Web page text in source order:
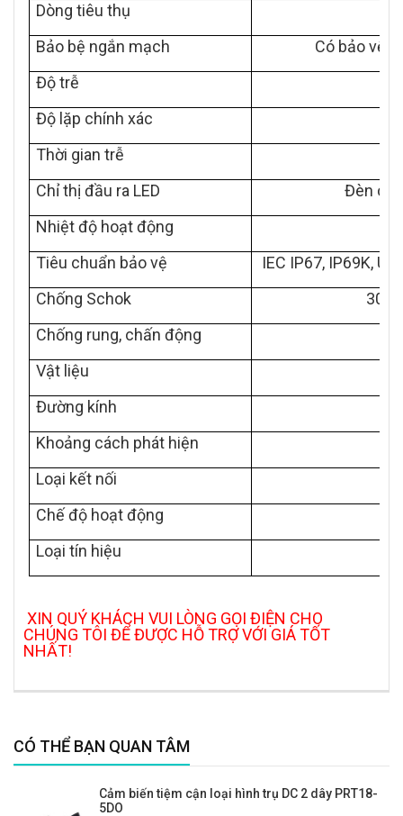
Dòng tiêu thụ
Bảo bệ ngắn mạch
Có bảo vệ
Độ trễ
Độ lặp chính xác
Thời gian trễ
Chỉ thị đầu ra LED
Đèn chỉ
Nhiệt độ hoạt động
Tiêu chuẩn bảo vệ
IEC IP67, IP69K,
Chống Schok
30
Chống rung, chấn động
Vật liệu
Đường kính
Khoảng cách phát hiện
Loại kết nối
Chế độ hoạt động
Loại tín hiệu
XIN QUÝ KHÁCH VUI LÒNG GỌI ĐIỆN CHO
CHÚNG TÔI ĐỂ ĐƯỢC HỖ TRỢ VỚI GIÁ TỐT
NHẤT!
CÓ THỂ BẠN QUAN TÂM
Cảm biến tiệm cận loại hình trụ DC 2 dây PRT18-
5DO